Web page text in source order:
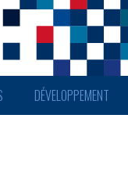
DÉVELOPPEMENT